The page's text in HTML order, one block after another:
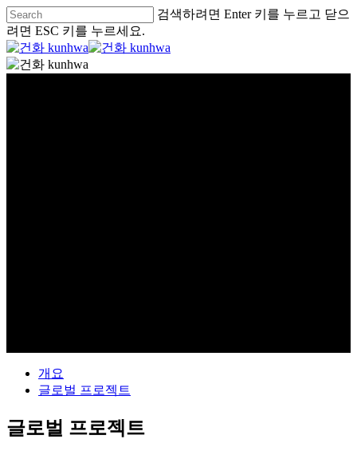
검색하려면 Enter 키를 누르고 닫으
려면 ESC 키를 누르세요.
개요
글로벌 프로젝트
글로벌 프로젝트